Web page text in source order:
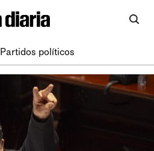
Partidos políticos